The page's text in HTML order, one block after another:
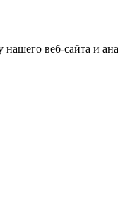
веб-сайта и